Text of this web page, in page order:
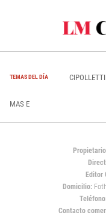
TEMAS DEL DÍA CIPOLLETTI
MAS E
Editor
Domicilio:
Contacto